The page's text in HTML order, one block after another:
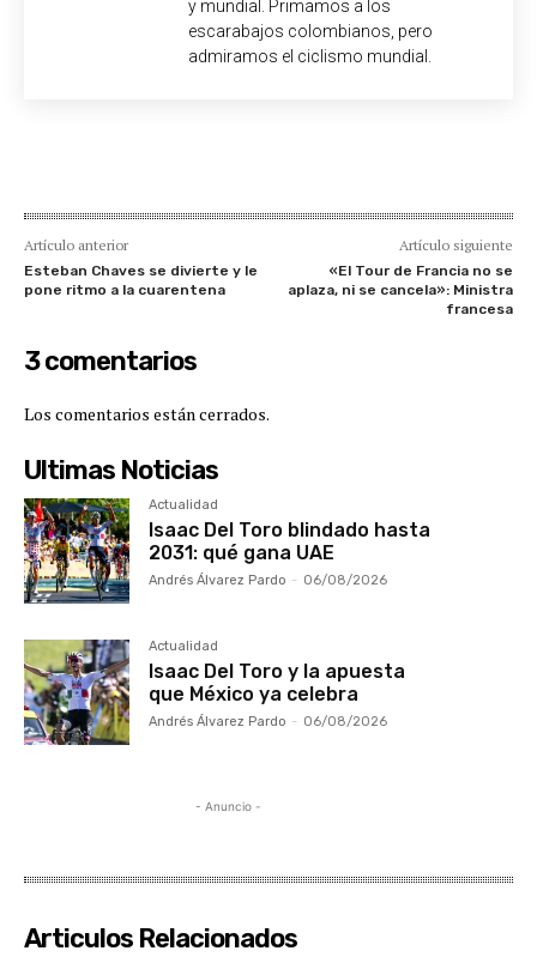
y mundial. Primamos a los
escarabajos colombianos, pero
admiramos el ciclismo mundial.
Artículo anterior
Esteban Chaves se divierte y le
pone ritmo a la cuarentena
Artículo siguiente
«El Tour de Francia no se
aplaza, ni se cancela»: Ministra
francesa
3 comentarios
Los comentarios están cerrados.
Ultimas Noticias
Actualidad
Isaac Del Toro blindado hasta
2031: qué gana UAE
Andrés Álvarez Pardo - 06/08/2026
Actualidad
Isaac Del Toro y la apuesta
que México ya celebra
Andrés Álvarez Pardo - 06/08/2026
- Anuncio -
Articulos Relacionados